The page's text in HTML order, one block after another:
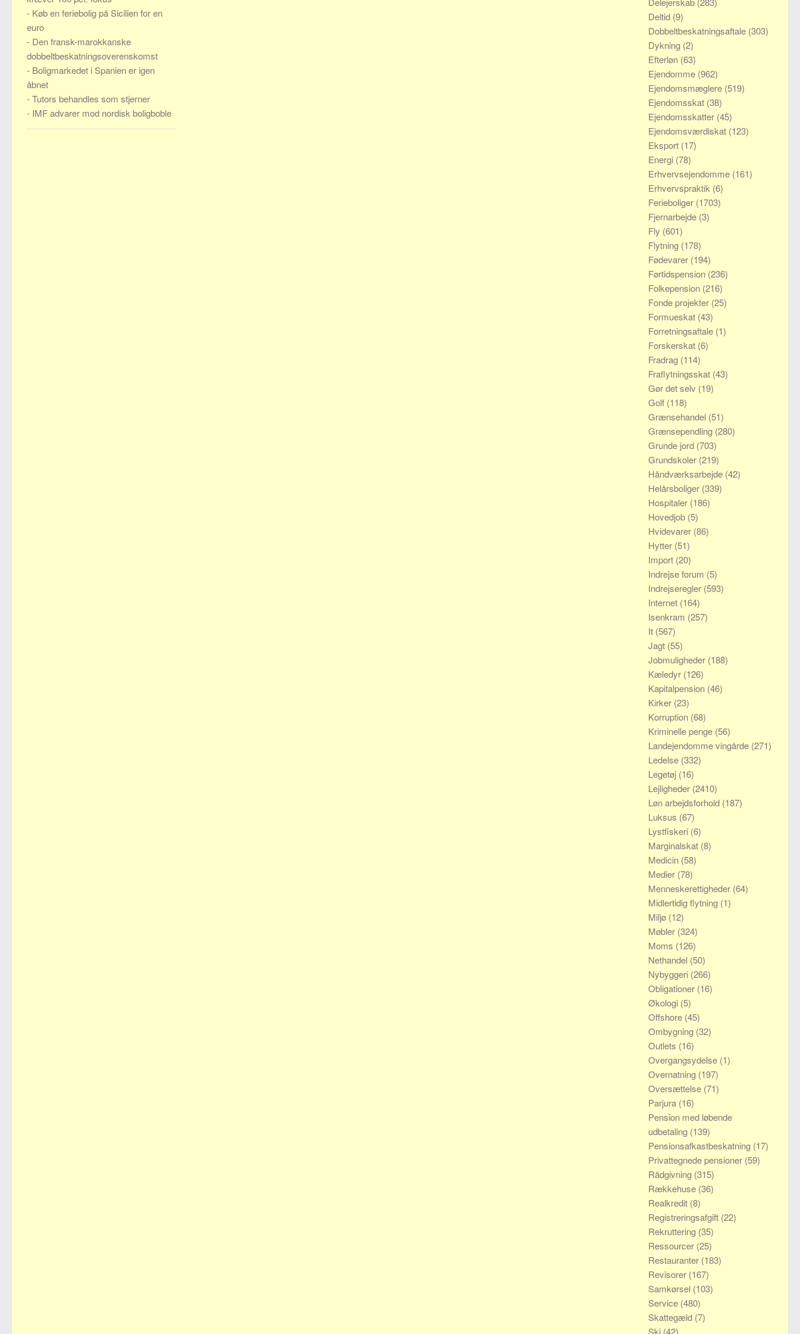
- Køb en feriebolig på Sicilien for en
euro
- Den fransk-marokkanske
dobbeltbeskatningsoverenskomst
- Boligmarkedet i Spanien er igen
åbnet
-Tutors behandles som stjerner
- IMF advarer mod nordisk boligboble
Deltid (9)
Dobbeltbeskatningsaftale (303)
Dykning (2)
Efterløn (63)
Ejendomme (962)
Ejendomsmæglere (519)
Ejendomsskat (38)
Ejendomsskatter (45)
Ejendomsværdiskat (123)
Eksport (17)
Energi (78)
Erhvervsejendomme (161)
Erhvervspraktik (6)
Ferieboliger (1703)
Fjernarbejde (3)
Fly (601)
Flytning (178)
Fødevarer (194)
Førtidspension (236)
Folkepension (216)
Fonde projekter (25)
Formueskat (43)
Forretningsaftale (1)
Forskerskat (6)
Fradrag (114)
Fraflytningsskat (43)
Gør det selv (19)
Golf (118)
Grænsehandel (51)
Grænsependling (280)
Grunde jord (703)
Grundskoler (219)
Håndværksarbejde (42)
Helårsboliger (339)
Hospitaler (186)
Hovedjob (5)
Hvidevarer (86)
Hytter (51)
Import (20)
Indrejse forum (5)
Indrejseregler (593)
Internet (164)
Isenkram (257)
It (567)
Jagt (55)
Jobmuligheder (188)
Kæledyr (126)
Kapitalpension (46)
Kirker (23)
Korruption (68)
Kriminelle penge (56)
Landejendomme vingårde (271)
Ledelse (332)
Legetøj (16)
Lejligheder (2410)
Løn arbejdsforhold (187)
Luksus (67)
Lystfiskeri (6)
Marginalskat (8)
Medicin (58)
Medier (78)
Menneskerettigheder (64)
Midlertidig flytning (1)
Miljø (12)
Møbler (324)
Moms (126)
Nethandel (50)
Nybyggeri (266)
Obligationer (16)
Økologi (5)
Offshore (45)
Ombygning (32)
Outlets (16)
Overgangsydelse (1)
Overnatning (197)
Oversættelse (71)
Parjura (16)
Pension med løbende
udbetaling (139)
Pensionsafkastbeskatning (17)
Privattegnede pensioner (59)
Rådgivning (315)
Rækkehuse (36)
Realkredit (8)
Registreringsafgift (22)
Rekruttering (35)
Ressourcer (25)
Restauranter (183)
Revisorer (167)
Samkørsel (103)
Service (480)
Skattegæld (7)
Ski (42)